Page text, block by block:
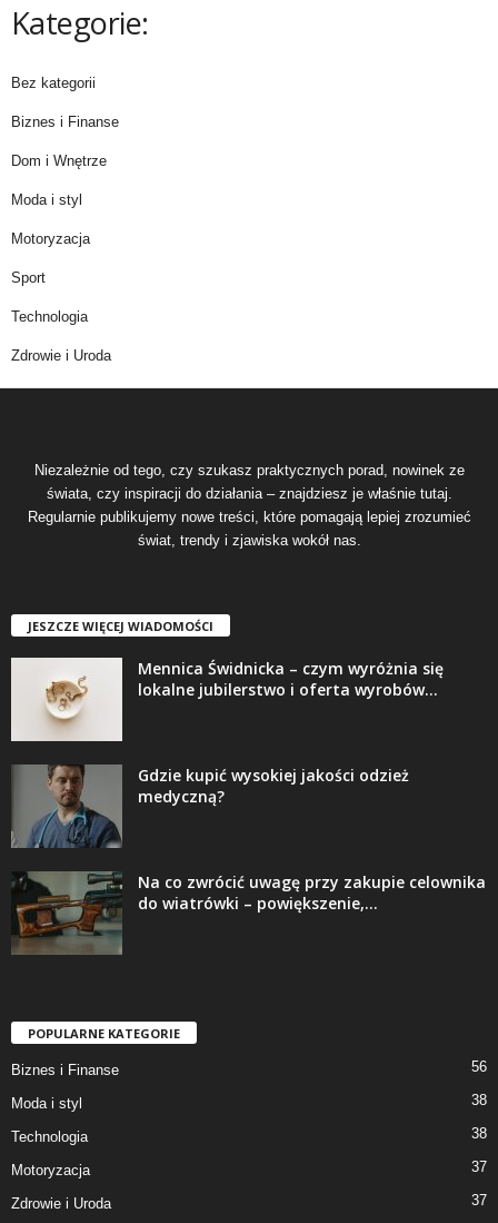
Kategorie:
Bez kategorii
Biznes i Finanse
Dom i Wnętrze
Moda i styl
Motoryzacja
Sport
Technologia
Zdrowie i Uroda
Niezależnie od tego, czy szukasz praktycznych porad, nowinek ze
świata, czy inspiracji do działania – znajdziesz je właśnie tutaj.
Regularnie publikujemy nowe treści, które pomagają lepiej zrozumieć
świat, trendy i zjawiska wokół nas.
JESZCZE WIĘCEJ WIADOMOŚCI
Mennica Świdnicka – czym wyróżnia się
lokalne jubilerstwo i oferta wyrobów...
Gdzie kupić wysokiej jakości odzież
medyczną?
Na co zwrócić uwagę przy zakupie celownika
do wiatrówki – powiększenie,...
POPULARNE KATEGORIE
Biznes i Finanse 56
Moda i styl 38
Technologia 38
Motoryzacja 37
Zdrowie i Uroda 37